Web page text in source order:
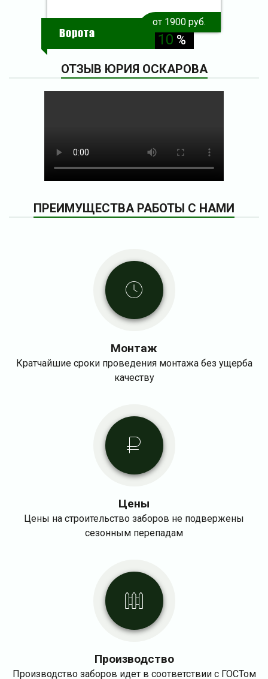
Ворота
скидка
10 %
от 1900 руб.
ОТЗЫВ ЮРИЯ ОСКАРОВА
ПРЕИМУЩЕСТВА РАБОТЫ С НАМИ
Монтаж
Кратчайшие сроки проведения монтажа без ущерба
качеству
Цены
Цены на строительство заборов не подвержены
сезонным перепадам
Производство
Производство заборов идет в соответствии с ГОСТом